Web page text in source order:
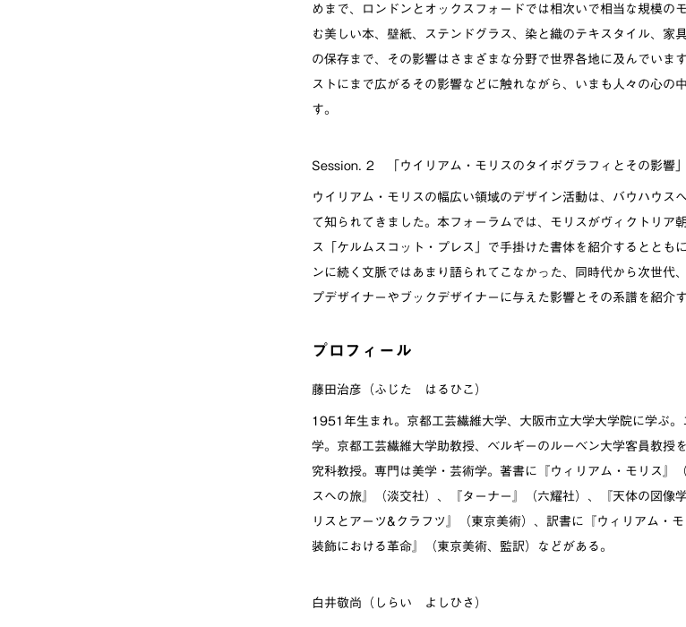
めまで、ロンドンとオックスフォードでは相次いで相当な規模の
む美しい本、壁紙、ステンドグラス、染と織のテキスタイル、家
の保存まで、その影響はさまざまな分野で世界各地に及んでいま
ストにまで広がるその影響などに触れながら、いまも人々の心の
す。
Session. 2 「ウイリアム・モリスのタイポグラフィとその影
ウイリアム・モリスの幅広い領域のデザイン活動は、バウハウス
て知られてきました。本フォーラムでは、モリスがヴィクトリア
ス「ケルムスコット・プレス」で手掛けた書体を紹介するととも
ンに続く文脈ではあまり語られてこなかった、同時代から次世代
プデザイナーやブックデザイナーに与えた影響とその系譜を紹介
プロフィール
藤田治彦（ふじた はるひこ）
1951年生まれ。京都工芸繊維大学、大阪市立大学大学院に学ぶ
学。京都工芸繊維大学助教授、ベルギーのルーベン大学客員教授
究科教授。専門は美学・芸術学。著書に『ウィリアム・モリス』
スへの旅』（淡交社）、『ターナー』（六耀社）、『天体の図像
リスとアーツ&クラフツ』（東京美術）、訳書に『ウィリアム・
装飾における革命』（東京美術、監訳）などがある。
白井敬尚（しらい よしひさ）